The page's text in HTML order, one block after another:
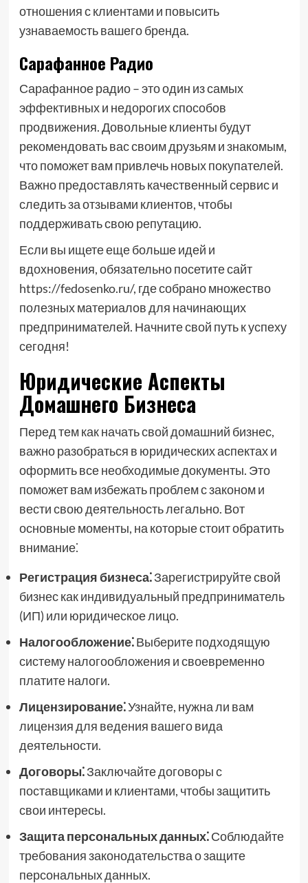
отношения с клиентами и повысить
узнаваемость вашего бренда.
Сарафанное Радио
Сарафанное радио – это один из самых
эффективных и недорогих способов
продвижения. Довольные клиенты будут
рекомендовать вас своим друзьям и знакомым,
что поможет вам привлечь новых покупателей.
Важно предоставлять качественный сервис и
следить за отзывами клиентов, чтобы
поддерживать свою репутацию.
Если вы ищете еще больше идей и
вдохновения, обязательно посетите сайт
https://fedosenko.ru/, где собрано множество
полезных материалов для начинающих
предпринимателей. Начните свой путь к успеху
сегодня!
Юридические Аспекты
Домашнего Бизнеса
Перед тем как начать свой домашний бизнес,
важно разобраться в юридических аспектах и
оформить все необходимые документы. Это
поможет вам избежать проблем с законом и
вести свою деятельность легально. Вот
основные моменты, на которые стоит обратить
внимание⁚
Регистрация бизнеса⁚Зарегистрируйте свой
бизнес как индивидуальный предприниматель
(ИП) или юридическое лицо.
Налогообложение⁚Выберите подходящую
систему налогообложения и своевременно
платите налоги.
Лицензирование⁚Узнайте, нужна ли вам
лицензия для ведения вашего вида
деятельности.
Договоры⁚Заключайте договоры с
поставщиками и клиентами, чтобы защитить
свои интересы.
Защита персональных данных⁚Соблюдайте
требования законодательства о защите
персональных данных.